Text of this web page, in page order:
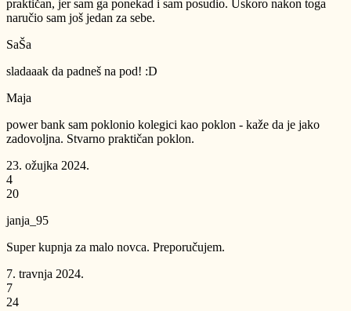
praktičan, jer sam ga ponekad i sam posudio. Uskoro nakon toga
naručio sam još jedan za sebe.
SaŠa
sladaaak da padneš na pod! :D
Maja
power bank sam poklonio kolegici kao poklon - kaže da je jako
zadovoljna. Stvarno praktičan poklon.
23. ožujka 2024.
4
20
janja_95
Super kupnja za malo novca. Preporučujem.
7. travnja 2024.
7
24